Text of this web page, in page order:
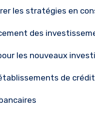
les stratégies en
des
les nouveaux
de